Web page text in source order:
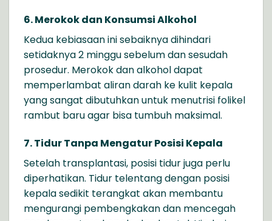
6. Merokok dan Konsumsi Alkohol
Kedua kebiasaan ini sebaiknya dihindari
setidaknya 2 minggu sebelum dan sesudah
prosedur. Merokok dan alkohol dapat
memperlambat aliran darah ke kulit kepala
yang sangat dibutuhkan untuk menutrisi folikel
rambut baru agar bisa tumbuh maksimal.
7. Tidur Tanpa Mengatur Posisi Kepala
Setelah transplantasi, posisi tidur juga perlu
diperhatikan. Tidur telentang dengan posisi
kepala sedikit terangkat akan membantu
mengurangi pembengkakan dan mencegah